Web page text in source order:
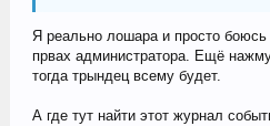
Я реально лошара и просто
првах администратора. Ещё
тогда трындец всему будет.
А где тут найти этот журнал